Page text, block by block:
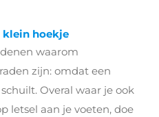
klein hoekje
waarom
zijn: omdat een
Overal waar je ook
letsel aan je voeten, doe